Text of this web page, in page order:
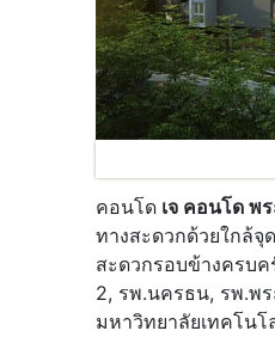
คอนโด เจ คอนโด พ
ทางสะดวกด้วยใกล้
สะดวกรอบข้างครบ
2, รพ.นครธน, รพ.พ
มหาวิทยาลัยเทคโน